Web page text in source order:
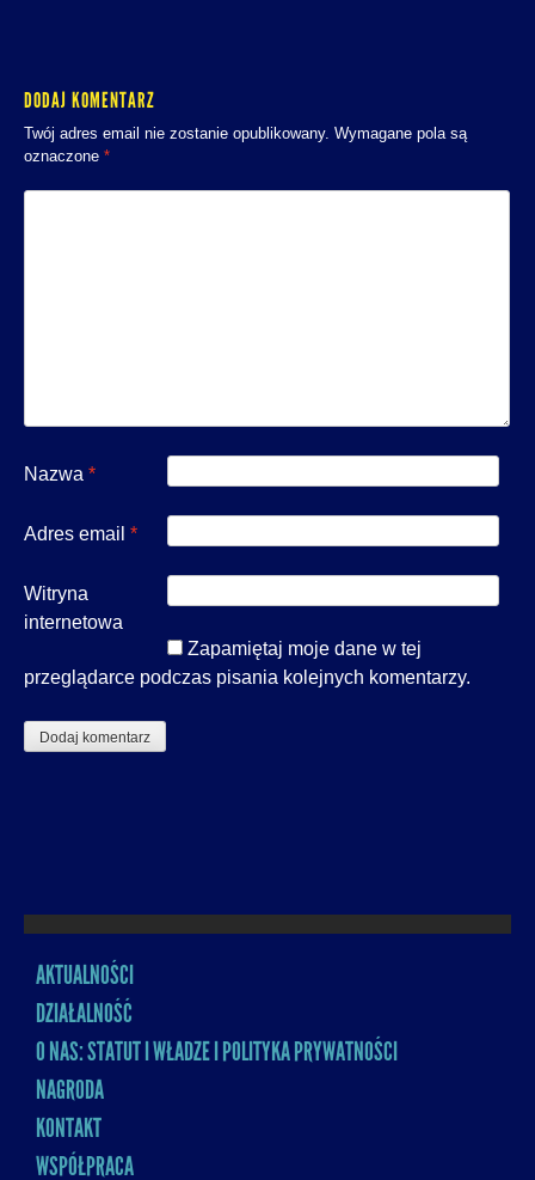
DODAJ KOMENTARZ
Twój adres email nie zostanie opublikowany. Wymagane pola są
oznaczone *
Nazwa *
Adres email *
Witryna
internetowa
Zapamiętaj moje dane w tej
przeglądarce podczas pisania kolejnych komentarzy.
MENU
AKTUALNOŚCI
DZIAŁALNOŚĆ
O NAS: STATUT I WŁADZE I POLITYKA PRYWATNOŚCI
NAGRODA
KONTAKT
WSPÓŁPRACA